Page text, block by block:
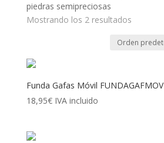
piedras semipreciosas
Mostrando los 2 resultados
Funda Gafas Móvil FUNDAGAFMOV
18,95€ IVA incluido